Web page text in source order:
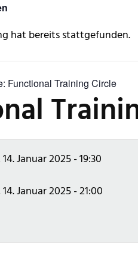
hat bereits stattgefunden.
Functional Training Circle
Januar 2025 - 19:30
Januar 2025 - 21:00